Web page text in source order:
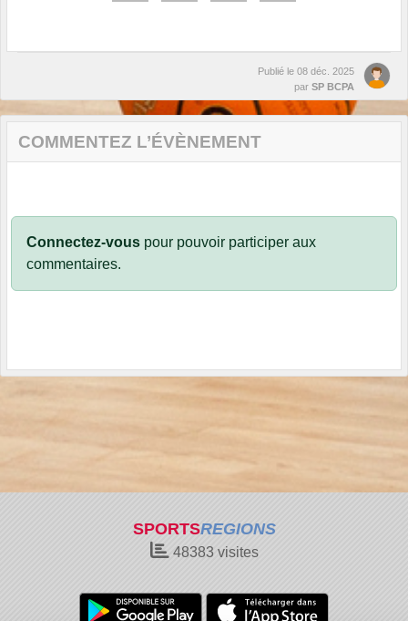
Publié le 08 déc. 2025
par SP BCPA
COMMENTEZ L’ÉVÈNEMENT
Connectez-vous pour pouvoir participer aux
commentaires.
SPORTSREGIONS
48383visites